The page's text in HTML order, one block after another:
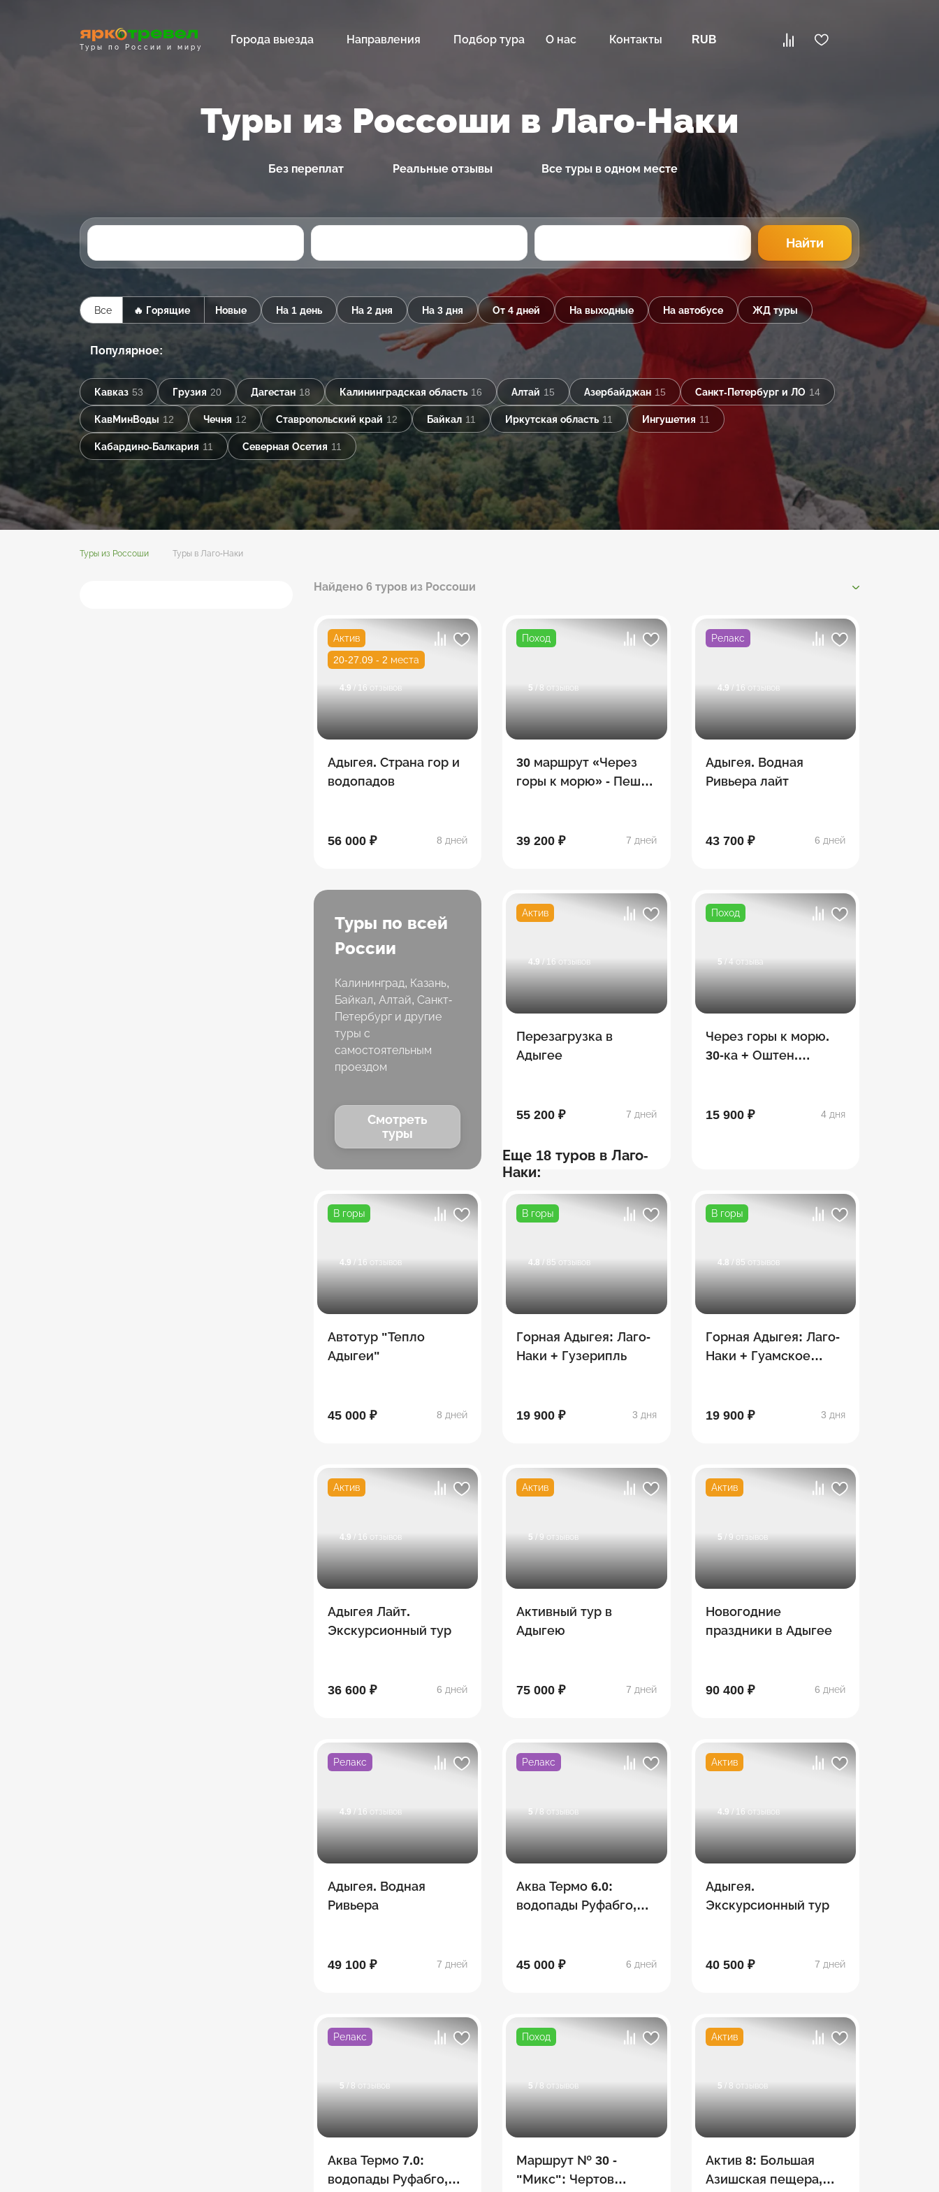
Туры по России и миру
Города выезда Направления Подбор тура О нас Контакты RUB
Туры из Россоши в Лаго-Наки
Без переплат Реальные отзывы Все туры в одном месте
Найти
Все 🔥 Горящие Новые На 1 день На 2 дня На 3 дня От 4 дней На выходные На автобусе ЖД туры
Популярное:
Кавказ 53 Грузия 20 Дагестан 18 Калининградская область 16 Алтай 15 Азербайджан 15 Санкт-Петербург и ЛО 14
КавМинВоды 12 Чечня 12 Ставропольский край 12 Байкал 11 Иркутская область 11 Ингушетия 11
Кабардино-Балкария 11 Северная Осетия 11
Туры из Россоши Туры в Лаго-Наки
Найдено 6 туров из Россоши
Актив
20-27.09 - 2 места
4.9 / 16 отзывов
Адыгея. Страна гор и
водопадов
56 000 ₽ 8 дней
Поход
5 / 8 отзывов
30 маршрут «Через
горы к морю» - Пеший
39 200 ₽ 7 дней
Релакс
4.9 / 16 отзывов
Адыгея. Водная
Ривьера лайт
43 700 ₽ 6 дней
Туры по всей
России
Калининград, Казань,
Байкал, Алтай, Санкт-
Петербург и другие
туры с
самостоятельным
проездом
Смотреть
туры
Актив
4.9 / 16 отзывов
Перезагрузка в
Адыгее
55 200 ₽ 7 дней
Поход
5 / 4 отзыва
Через горы к морю.
30-ка + Оштен.
15 900 ₽ 4 дня
В горы
4.9 / 16 отзывов
Автотур "Тепло
Адыгеи"
45 000 ₽ 8 дней
Еще 18 туров в Лаго-
Наки:
В горы
4.8 / 85 отзывов
Горная Адыгея: Лаго-
Наки + Гузерипль
19 900 ₽ 3 дня
В горы
4.8 / 85 отзывов
Горная Адыгея: Лаго-
Наки + Гуамское
19 900 ₽ 3 дня
Актив
4.9 / 16 отзывов
Адыгея Лайт.
Экскурсионный тур
36 600 ₽ 6 дней
Актив
5 / 9 отзывов
Активный тур в
Адыгею
75 000 ₽ 7 дней
Актив
5 / 9 отзывов
Новогодние
праздники в Адыгее
90 400 ₽ 6 дней
Релакс
4.9 / 16 отзывов
Адыгея. Водная
Ривьера
49 100 ₽ 7 дней
Релакс
5 / 8 отзывов
Аква Термо 6.0:
водопады Руфабго,
термальные
45 000 ₽ 6 дней
Актив
4.9 / 16 отзывов
Адыгея.
Экскурсионный тур
40 500 ₽ 7 дней
Релакс
5 / 8 отзывов
Аква Термо 7.0:
водопады Руфабго,
Поход
5 / 8 отзывов
Маршрут № 30 -
"Микс": Чертов
Актив
5 / 8 отзывов
Актив 8: Большая
Азишская пещера,